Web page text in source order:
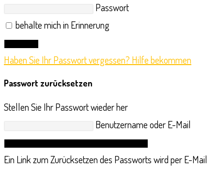
Passwort
behalte mich in Erinnerung
Haben Sie Ihr Passwort vergessen? Hilfe bekommen
Passwort zurücksetzen
Stellen Sie Ihr Passwort wieder her
Benutzername oder E-Mail
Ein Link zum Zurücksetzen des Passworts wird per E-Mail